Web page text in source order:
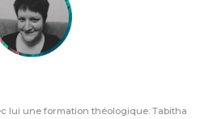
lui une formation théologique. Tabitha